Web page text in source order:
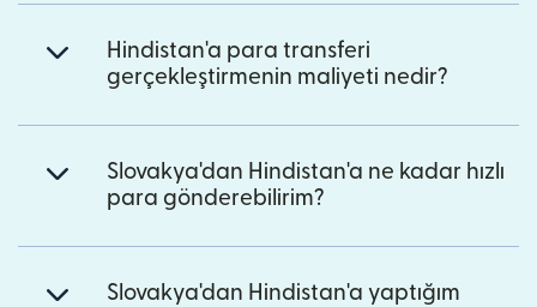
Hindistan'a para transferi
gerçekleştirmenin maliyeti nedir?
Slovakya'dan Hindistan'a ne kadar hızlı
para gönderebilirim?
Slovakya'dan Hindistan'a yaptığım